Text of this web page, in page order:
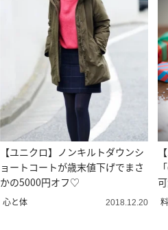
【ユニクロ】ノンキルトダウンシ
ョートコートが歳末値下げでまさ
かの5000円オフ♡
心と体 2018.12.20
♩